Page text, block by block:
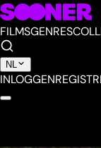
FILMSGENRES
NL
INLOGGEN